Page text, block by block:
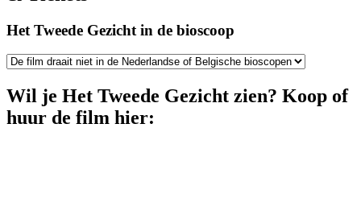
Het Tweede Gezicht in de bioscoop
Wil je Het Tweede Gezicht zien? Koop of
huur de film hier: